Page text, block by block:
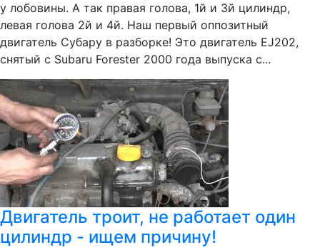
у лобовины. А так правая голова, 1й и 3й цилиндр,
левая голова 2й и 4й. Наш первый оппозитный
двигатель Субару в разборке! Это двигатель EJ202,
снятый с Subaru Forester 2000 года выпуска с...
Двигатель троит, не работает один
цилиндр - ищем причину!